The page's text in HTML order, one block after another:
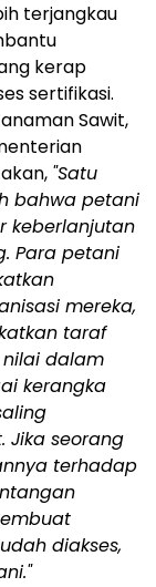
terjangkau
kerap
sertifikasi.
Sawit,
"Satu
bahwa petani
keberlanjutan
Para petani
mereka,
taraf
dalam
kerangka
Jika seorang
terhadap
diakses,